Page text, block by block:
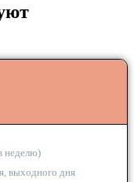
неделю)
выходного дня